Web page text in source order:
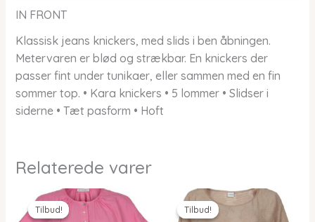
IN FRONT
Klassisk jeans knickers, med slids i ben åbningen.
Metervaren er blød og strækbar. En knickers der
passer fint under tunikaer, eller sammen med en fin
sommer top. • Kara knickers • 5 lommer • Slidser i
siderne • Tæt pasform • Hoft
Relaterede varer
Tilbud!
Tilbud! Tilbud!
Tilbud!